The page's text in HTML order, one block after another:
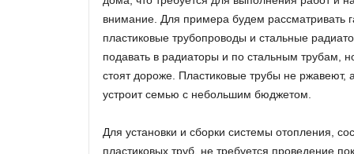
внимание. Для примера будем рассматривать
пластиковые трубопроводы и стальные
подавать в радиаторы и по стальным трубам,
стоят дороже. Пластиковые трубы не ржавеют,
устроит семью с небольшим бюджетом.
Для установки и сборки системы отопления,
пластиковых труб, не требуется проведение